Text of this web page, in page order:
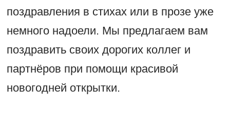
поздравления в стихах или в прозе уже
немного надоели. Мы предлагаем вам
поздравить своих дорогих коллег и
партнёров при помощи красивой
новогодней открытки.